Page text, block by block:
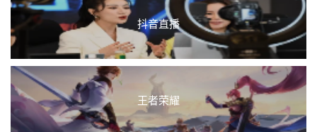
抖音直播
王者荣耀